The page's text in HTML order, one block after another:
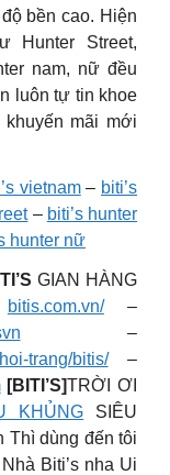
bền cao. Hiện
Hunter Street,
nam, nữ đều
luôn tự tin khoe
mãi mới
vietnam– biti’s
– biti’s hunter
hunter nữ
GIAN HÀNG
bitis.com.vn/–
–
trang/bitis/–
[BITI’S]TRỜI ƠI
KHỦNG SIÊU
Thì dùng đến tôi
Biti’s nha Ui